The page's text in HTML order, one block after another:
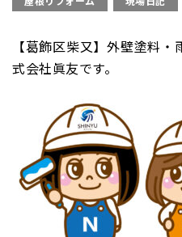
【葛飾区柴又】外壁塗料
式会社眞友です。